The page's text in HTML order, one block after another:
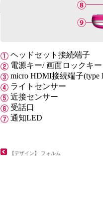
ヘッドセット接続端子
電源キー/ 画面ロックキー
micro HDMI接続端子(type
ライトセンサー
近接センサー
受話口
通知LED
【デザイン】 フォルム